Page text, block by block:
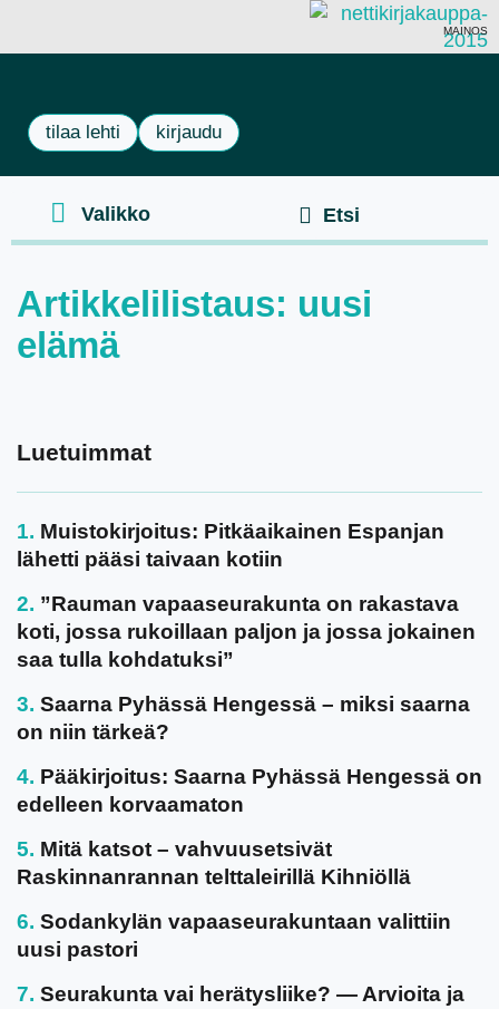
MAINOS
tilaa lehti kirjaudu
Artikkelilistaus: uusi
elämä
Luetuimmat
Muistokirjoitus: Pitkäaikainen Espanjan
lähetti pääsi taivaan kotiin
”Rauman vapaaseurakunta on rakastava
koti, jossa rukoillaan paljon ja jossa jokainen
saa tulla kohdatuksi”
Saarna Pyhässä Hengessä – miksi saarna
on niin tärkeä?
Pääkirjoitus: Saarna Pyhässä Hengessä on
edelleen korvaamaton
Mitä katsot – vahvuusetsivät
Raskinnanrannan telttaleirillä Kihniöllä
Sodankylän vapaaseurakuntaan valittiin
uusi pastori
Seurakunta vai herätysliike? — Arvioita ja